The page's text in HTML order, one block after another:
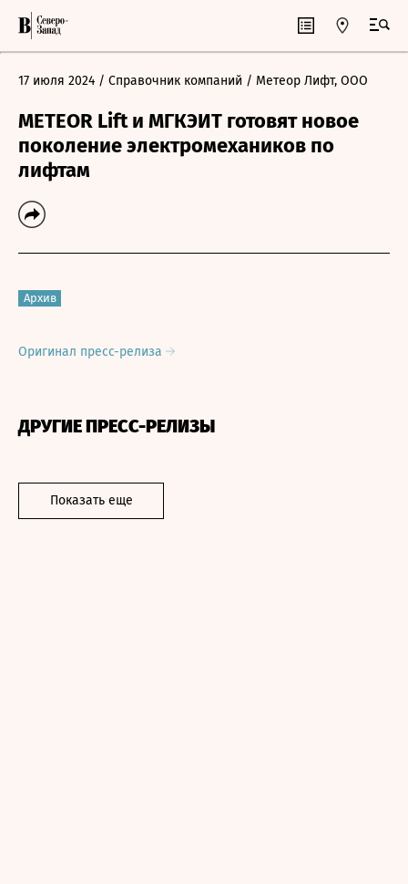
17 июля 2024 / Справочник компаний / Метеор Лифт, ООО
METEOR Lift и МГКЭИТ готовят новое
поколение электромехаников по
лифтам
Архив
Оригинал пресс-релиза
ДРУГИЕ ПРЕСС-РЕЛИЗЫ
Показать еще